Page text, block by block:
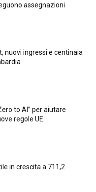
assegnazioni
nuovi ingressi e centinaia
to AI” per aiutare
regole UE
in crescita a 711,2